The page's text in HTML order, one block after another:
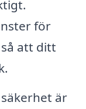
för
att ditt
är